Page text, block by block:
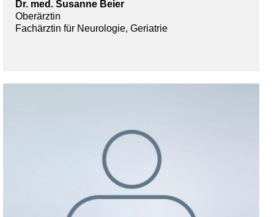
Dr. med. Susanne Beier
Oberärztin
Fachärztin für Neurologie, Geriatrie